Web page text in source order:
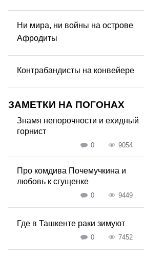
Ни мира, ни войны на острове
Афродиты
Контрабандисты на конвейере
ЗАМЕТКИ НА ПОГОНАХ
Знамя непорочности и ехидный
горнист
0 9054
Про комдива Почемучкина и
любовь к сгущенке
0 9449
Где в Ташкенте раки зимуют
0 7452